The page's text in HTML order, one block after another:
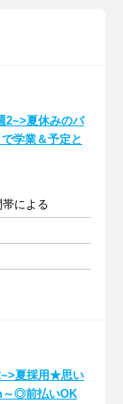
2~>夏休みのバ
学業＆予定と
による
夏採用★思い
～◎前払いOK